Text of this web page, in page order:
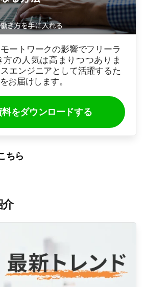
ートワークの影響でフリーラ
方の人気は高まりつつありま
エンジニアとして活躍するた
お届けします。
料をダウンロードする
ちら